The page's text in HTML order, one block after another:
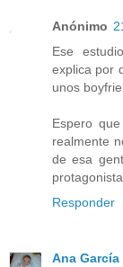
Anónimo
Ese
explica por
unos
Espero
realmente
de esa
Responder
Ana García